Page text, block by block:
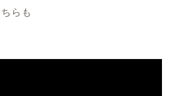
らも